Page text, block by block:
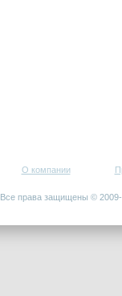
О компании
Все права защищены ©